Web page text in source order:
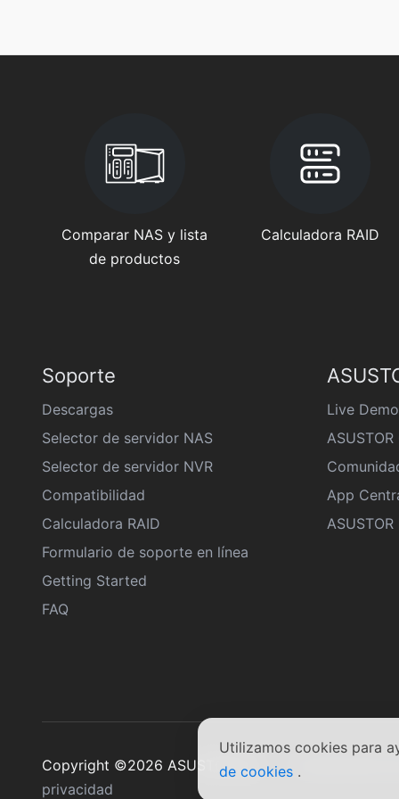
Utilizamos cookies para
de cookies .
Comparar NAS y lista
de productos
Calculadora RAID
Soporte
Descargas
Selector de servidor NAS
Selector de servidor NVR
Compatibilidad
Calculadora RAID
Formulario de soporte en línea
Getting Started
FAQ
Live Demo
App
Copyright ©2026 ASUSTOR Inc.
privacidad